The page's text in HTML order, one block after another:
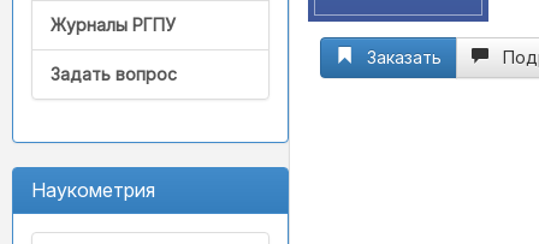
Журналы РГПУ
Задать вопрос
Наукометрия
Заказать